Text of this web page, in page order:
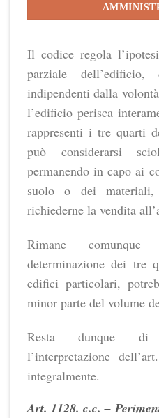
Il codice regola
parziale dell’edificio,
indipendenti dalla
l’edificio perisca
rappresenti i tre quarti
può considerarsi
permanendo in capo ai
suolo o dei
richiederne la vendita
Rimane
determinazione dei tre
edifici particolari,
minor parte del volume
Resta dunque di
l’interpretazione
integralmente.
Art. 1128. c.c. –